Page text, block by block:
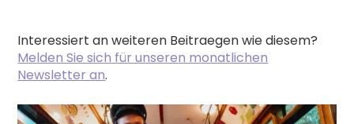
Interessiert an weiteren Beitraegen wie diesem?
Melden Sie sich für unseren monatlichen
Newsletter an.